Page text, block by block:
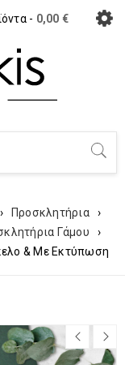
- 0,00 €
› Προσκλητήρια
›
Γάμου
›
& Με Εκτύπωση